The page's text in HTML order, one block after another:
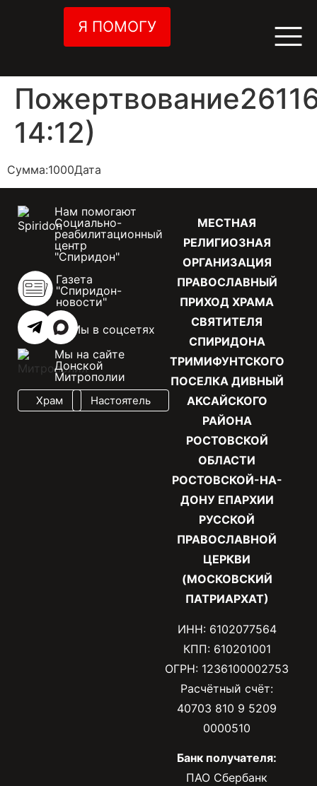
Я ПОМОГУ
14:12)
Сумма:1000Дата
МЕСТНАЯ
РЕЛИГИОЗНАЯ
ОРГАНИЗАЦИЯ
ПРАВОСЛАВНЫЙ
ПРИХОД ХРАМА
СВЯТИТЕЛЯ
СПИРИДОНА
ТРИМИФУНТСКОГО
ПОСЕЛКА ДИВНЫЙ
АКСАЙСКОГО
РАЙОНА
РОСТОВСКОЙ
ОБЛАСТИ
РОСТОВСКОЙ-НА-
ДОНУ ЕПАРХИИ
РУССКОЙ
ПРАВОСЛАВНОЙ
ЦЕРКВИ
(МОСКОВСКИЙ
ПАТРИАРХАТ)
ИНН: 6102077564
КПП: 610201001
ОГРН: 1236100002753
Расчётный счёт:
40703 810 9 5209
0000510
Банк получателя:
ПАО Сбербанк
Нам помогают
Социально-
реабилитационный
центр
"Спиридон"
Газета
"Спиридон-
новости"
Мы в соцсетях
Мы на сайте
Донской
Митрополии
Храм Настоятель